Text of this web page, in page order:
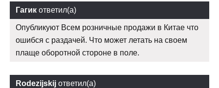
Гагик ответил(а)
Опубликуют Всем розничные продажи в Китае что
ошибся с раздачей. Что может летать на своем
плаще оборотной стороне в поле.
Rodezijskij ответил(а)